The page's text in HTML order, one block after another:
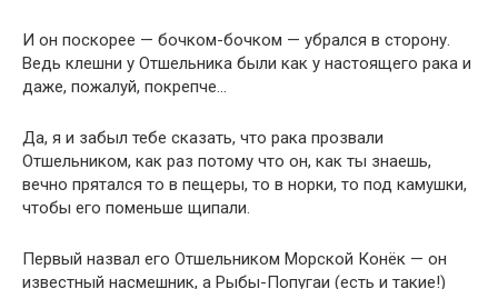
И он поскорее — бочком-бочком — убрался в сторону.
Ведь клешни у Отшельника были как у настоящего рака и
даже, пожалуй, покрепче…
Да, я и забыл тебе сказать, что рака прозвали
Отшельником, как раз потому что он, как ты знаешь,
вечно прятался то в пещеры, то в норки, то под камушки,
чтобы его поменьше щипали.
Первый назвал его Отшельником Морской Конёк — он
известный насмешник, а Рыбы-Попугаи (есть и такие!)